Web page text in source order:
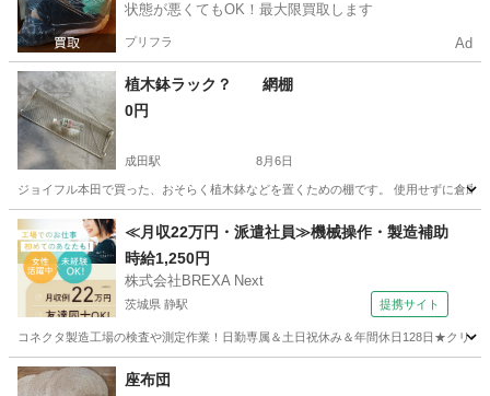
状態が悪くてもOK！最大限買取します
プリフラ Ad
植木鉢ラック？ 網棚
0円
成田駅 8月6日
ジョイフル本田で買った、おそらく植木鉢などを置くための棚です。 使用せずに倉
千葉 富里市 成田駅 インテリア雑貨/小物 ラック
≪月収22万円・派遣社員≫機械操作・製造補助
時給1,250円
株式会社BREXA Next
茨城県 静駅 提携サイト
コネクタ製造工場の検査や測定作業！日勤専属＆土日祝休み＆年間休日128日★クリ
茨城 常陸大宮市 静駅
座布団